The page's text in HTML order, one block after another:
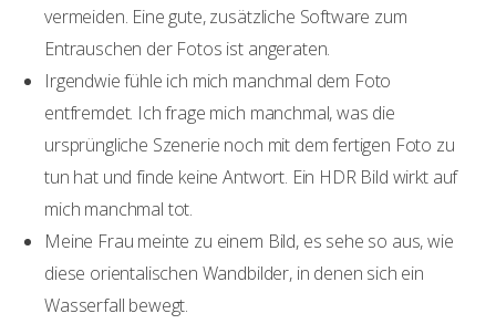
vermeiden. Eine gute, zusätzliche Software zum
Entrauschen der Fotos ist angeraten.
Irgendwie fühle ich mich manchmal dem Foto
entfremdet. Ich frage mich manchmal, was die
ursprüngliche Szenerie noch mit dem fertigen Foto zu
tun hat und finde keine Antwort. Ein HDR Bild wirkt auf
mich manchmal tot.
Meine Frau meinte zu einem Bild, es sehe so aus, wie
diese orientalischen Wandbilder, in denen sich ein
Wasserfall bewegt.